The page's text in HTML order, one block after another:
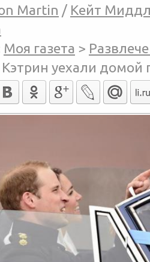
Martin / Кейт
Моя газета >
уехали домой